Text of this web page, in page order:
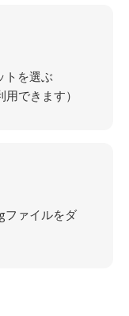
トを選ぶ
できます）
ファイルをダ